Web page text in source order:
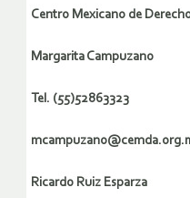
Centro Mexicano de
Margarita Campuzano
Tel. (55)52863323
Ricardo Ruiz Esparza